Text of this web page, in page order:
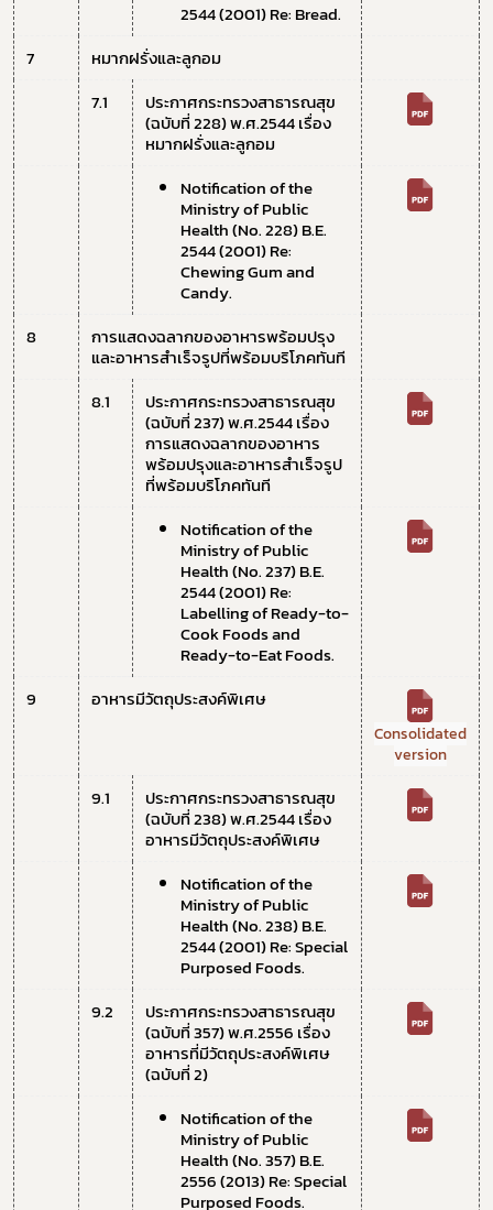
2544 (2001) Re: Bread.
7
หมากฝรั่งและลูกอม
7.1
ประกาศกระทรวงสาธารณสุข
(ฉบับที่ 228) พ.ศ.2544 เรื่อง
หมากฝรั่งและลูกอม
Notification of the
Ministry of Public
Health (No. 228) B.E.
2544 (2001) Re:
Chewing Gum and
Candy.
8
การแสดงฉลากของอาหารพร้อมปรุง
และอาหารสำเร็จรูปที่พร้อมบริโภคทันที
8.1
ประกาศกระทรวงสาธารณสุข
(ฉบับที่ 237) พ.ศ.2544 เรื่อง
การแสดงฉลากของอาหาร
พร้อมปรุงและอาหารสำเร็จรูป
ที่พร้อมบริโภคทันที
Notification of the
Ministry of Public
Health (No. 237) B.E.
2544 (2001) Re:
Labelling of Ready-to-
Cook Foods and
Ready-to-Eat Foods.
9
อาหารมีวัตถุประสงค์พิเศษ
Consolidated
version
9.1
ประกาศกระทรวงสาธารณสุข
(ฉบับที่ 238) พ.ศ.2544 เรื่อง
อาหารมีวัตถุประสงค์พิเศษ
Notification of the
Ministry of Public
Health (No. 238) B.E.
2544 (2001) Re: Special
Purposed Foods.
9.2
ประกาศกระทรวงสาธารณสุข
(ฉบับที่ 357) พ.ศ.2556 เรื่อง
อาหารที่มีวัตถุประสงค์พิเศษ
(ฉบับที่ 2)
Notification of the
Ministry of Public
Health (No. 357) B.E.
2556 (2013) Re: Special
Purposed Foods.